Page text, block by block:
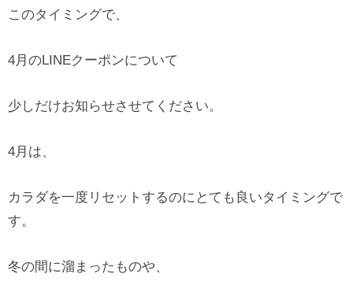
このタイミングで、
4月のLINEクーポンについて
少しだけお知らせさせてください。
4月は、
カラダを一度リセットするのにとても良いタイミングで
す。
冬の間に溜まったものや、